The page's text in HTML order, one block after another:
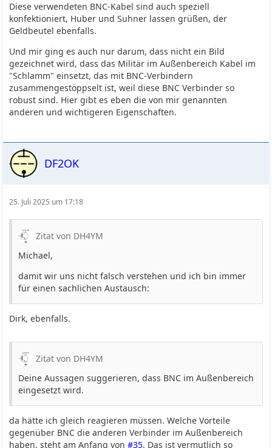
Diese verwendeten BNC-Kabel sind auch speziell
konfektioniert, Huber und Suhner lassen grüßen, der
Geldbeutel ebenfalls.
Und mir ging es auch nur darum, dass nicht ein Bild
gezeichnet wird, dass das Militär im Außenbereich Kabel im
"Schlamm" einsetzt, das mit BNC-Verbindern
zusammengestöppselt ist, weil diese BNC Verbinder so
robust sind. Hier gibt es eben die von mir genannten
anderen und wichtigeren Eigenschaften.
DF2OK
25. Juli 2025 um 17:18
Zitat von DH4YM
Michael,
damit wir uns nicht falsch verstehen und ich bin immer
für einen sachlichen Austausch:
Dirk, ebenfalls.
Zitat von DH4YM
Deine Aussagen suggerieren, dass BNC im Außenbereich
eingesetzt wird.
da hätte ich gleich reagieren müssen. Welche Vorteile
gegenüber BNC die anderen Verbinder im Außenbereich
haben, steht am Anfang von#35. Das ist vermutlich so